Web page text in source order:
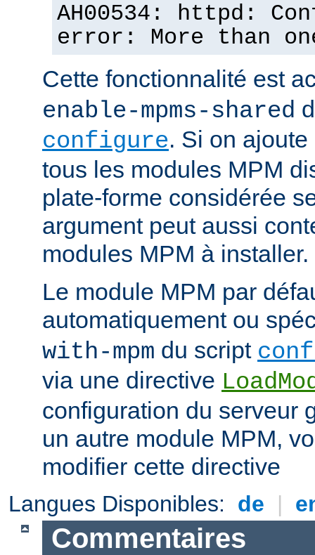
AH00534: httpd:
error: More than
Cette fonctionnalité est
enable-mpms-shared
configure. Si on
tous les modules MPM
plate-forme considérée
argument peut aussi
modules MPM à installer.
Le module MPM par
automatiquement ou
with-mpm du script
via une directive
configuration du serveur
un autre module MPM,
modifier cette directive
Langues Disponibles: de |
Commentaires